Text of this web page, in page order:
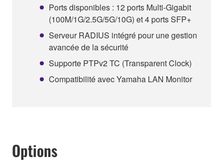
Ports disponibles : 12 ports Multi-Gigabit
(100M/1G/2.5G/5G/10G) et 4 ports SFP+
Serveur RADIUS intégré pour une gestion
avancée de la sécurité
Supporte PTPv2 TC (Transparent Clock)
Compatibilité avec Yamaha LAN Monitor
Options